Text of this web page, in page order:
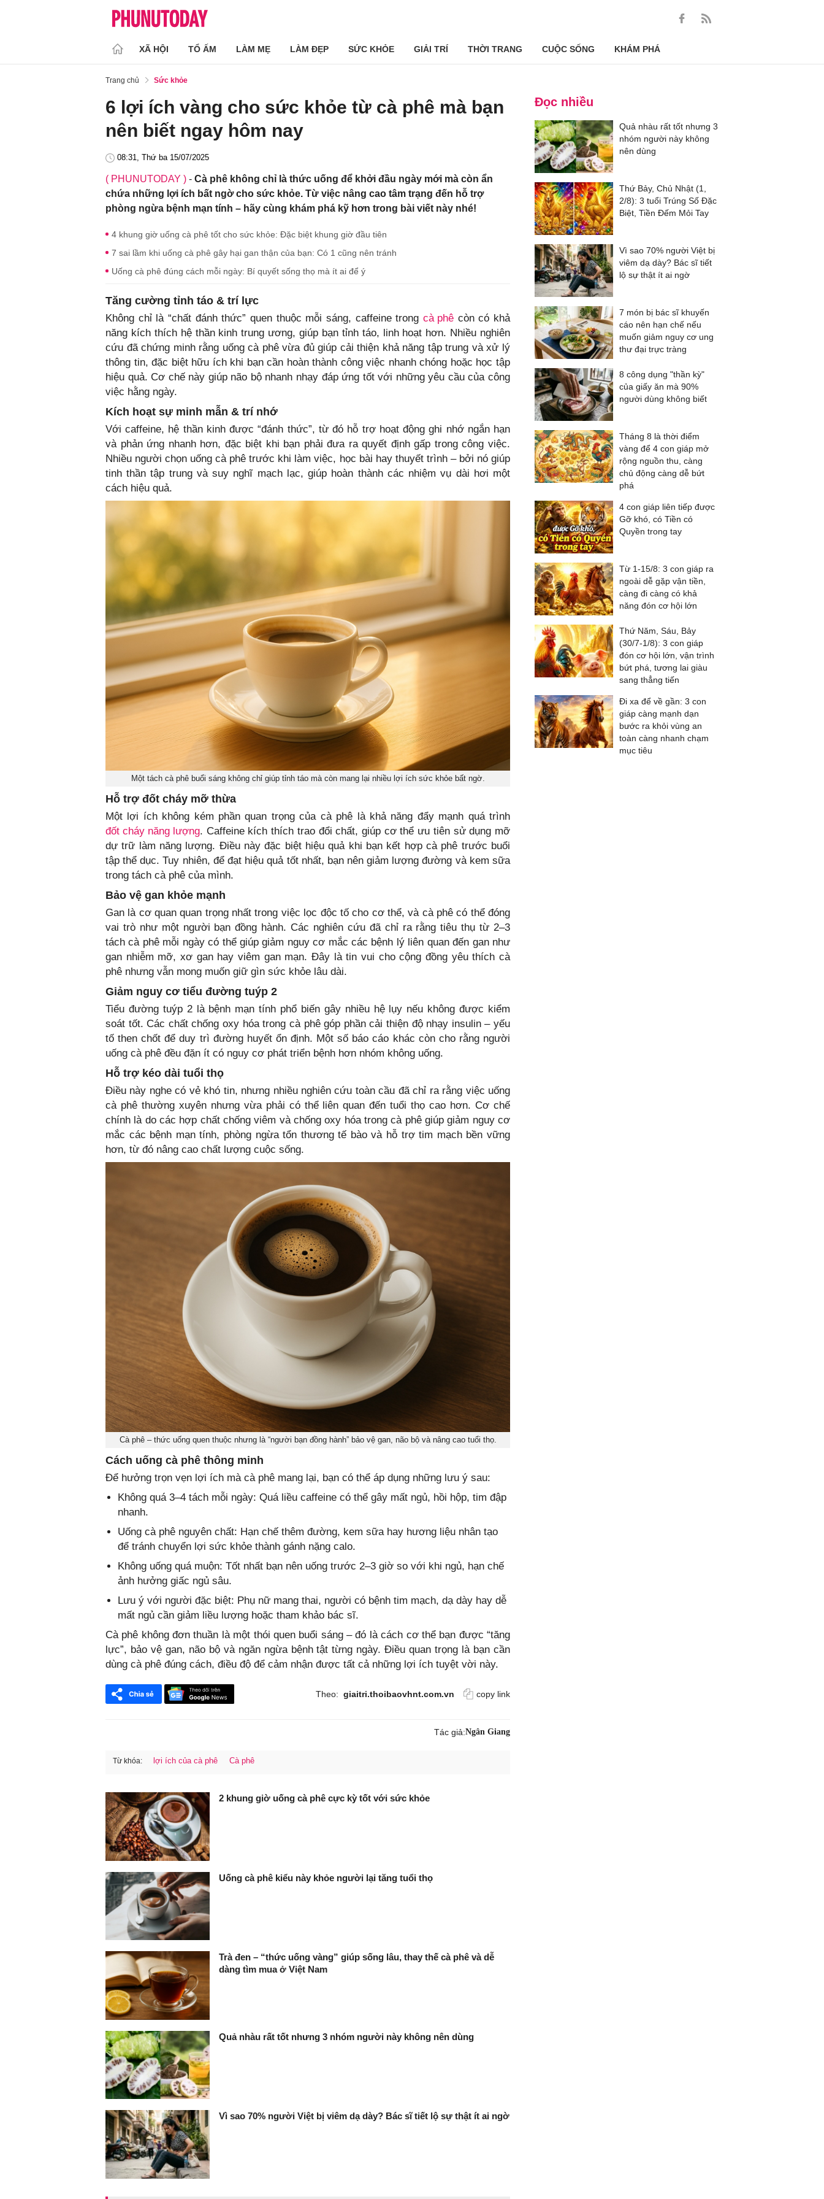
XÃ HỘI TỔ ẤM LÀM MẸ LÀM ĐẸP SỨC KHỎE GIẢI TRÍ THỜI TRANG CUỘC SỐNG KHÁM PHÁ
Trang chủ Sức khỏe
6 lợi ích vàng cho sức khỏe từ cà phê mà bạn
nên biết ngay hôm nay
08:31, Thứ ba 15/07/2025
( PHUNUTODAY ) - Cà phê không chỉ là thức uống để khởi đầu ngày mới mà còn ẩn
chứa những lợi ích bất ngờ cho sức khỏe. Từ việc nâng cao tâm trạng đến hỗ trợ
phòng ngừa bệnh mạn tính – hãy cùng khám phá kỹ hơn trong bài viết này nhé!
4 khung giờ uống cà phê tốt cho sức khỏe: Đặc biệt khung giờ đầu tiên
7 sai lầm khi uống cà phê gây hại gan thận của bạn: Có 1 cũng nên tránh
Uống cà phê đúng cách mỗi ngày: Bí quyết sống thọ mà ít ai để ý
Tăng cường tỉnh táo & trí lực
Không chỉ là “chất đánh thức” quen thuộc mỗi sáng, caffeine trong cà phê còn có khả
năng kích thích hệ thần kinh trung ương, giúp bạn tỉnh táo, linh hoạt hơn. Nhiều nghiên
cứu đã chứng minh rằng uống cà phê vừa đủ giúp cải thiện khả năng tập trung và xử lý
thông tin, đặc biệt hữu ích khi bạn cần hoàn thành công việc nhanh chóng hoặc học tập
hiệu quả. Cơ chế này giúp não bộ nhanh nhạy đáp ứng tốt với những yêu cầu của công
việc hằng ngày.
Kích hoạt sự minh mẫn & trí nhớ
Với caffeine, hệ thần kinh được “đánh thức”, từ đó hỗ trợ hoạt động ghi nhớ ngắn hạn
và phản ứng nhanh hơn, đặc biệt khi bạn phải đưa ra quyết định gấp trong công việc.
Nhiều người chọn uống cà phê trước khi làm việc, học bài hay thuyết trình – bởi nó giúp
tinh thần tập trung và suy nghĩ mạch lạc, giúp hoàn thành các nhiệm vụ dài hơi một
cách hiệu quả.
Một tách cà phê buổi sáng không chỉ giúp tỉnh táo mà còn mang lại nhiều lợi ích sức khỏe bất ngờ.
Hỗ trợ đốt cháy mỡ thừa
Một lợi ích không kém phần quan trọng của cà phê là khả năng đẩy mạnh quá trình
đốt cháy năng lượng. Caffeine kích thích trao đổi chất, giúp cơ thể ưu tiên sử dụng mỡ
dự trữ làm năng lượng. Điều này đặc biệt hiệu quả khi bạn kết hợp cà phê trước buổi
tập thể dục. Tuy nhiên, để đạt hiệu quả tốt nhất, bạn nên giảm lượng đường và kem sữa
trong tách cà phê của mình.
Bảo vệ gan khỏe mạnh
Gan là cơ quan quan trọng nhất trong việc lọc độc tố cho cơ thể, và cà phê có thể đóng
vai trò như một người bạn đồng hành. Các nghiên cứu đã chỉ ra rằng tiêu thụ từ 2–3
tách cà phê mỗi ngày có thể giúp giảm nguy cơ mắc các bệnh lý liên quan đến gan như
gan nhiễm mỡ, xơ gan hay viêm gan mạn. Đây là tin vui cho cộng đồng yêu thích cà
phê nhưng vẫn mong muốn giữ gìn sức khỏe lâu dài.
Giảm nguy cơ tiểu đường tuýp 2
Tiểu đường tuýp 2 là bệnh mạn tính phổ biến gây nhiều hệ lụy nếu không được kiểm
soát tốt. Các chất chống oxy hóa trong cà phê góp phần cải thiện độ nhạy insulin – yếu
tố then chốt để duy trì đường huyết ổn định. Một số báo cáo khác còn cho rằng người
uống cà phê đều đặn ít có nguy cơ phát triển bệnh hơn nhóm không uống.
Hỗ trợ kéo dài tuổi thọ
Điều này nghe có vẻ khó tin, nhưng nhiều nghiên cứu toàn cầu đã chỉ ra rằng việc uống
cà phê thường xuyên nhưng vừa phải có thể liên quan đến tuổi thọ cao hơn. Cơ chế
chính là do các hợp chất chống viêm và chống oxy hóa trong cà phê giúp giảm nguy cơ
mắc các bệnh mạn tính, phòng ngừa tổn thương tế bào và hỗ trợ tim mạch bền vững
hơn, từ đó nâng cao chất lượng cuộc sống.
Cà phê – thức uống quen thuộc nhưng là “người bạn đồng hành” bảo vệ gan, não bộ và nâng cao tuổi thọ.
Cách uống cà phê thông minh
Để hưởng trọn vẹn lợi ích mà cà phê mang lại, bạn có thể áp dụng những lưu ý sau:
Không quá 3–4 tách mỗi ngày: Quá liều caffeine có thể gây mất ngủ, hồi hộp, tim đập
nhanh.
Uống cà phê nguyên chất: Hạn chế thêm đường, kem sữa hay hương liệu nhân tạo
để tránh chuyển lợi sức khỏe thành gánh nặng calo.
Không uống quá muộn: Tốt nhất bạn nên uống trước 2–3 giờ so với khi ngủ, hạn chế
ảnh hưởng giấc ngủ sâu.
Lưu ý với người đặc biệt: Phụ nữ mang thai, người có bệnh tim mạch, dạ dày hay dễ
mất ngủ cần giảm liều lượng hoặc tham khảo bác sĩ.
Cà phê không đơn thuần là một thói quen buổi sáng – đó là cách cơ thể bạn được “tăng
lực”, bảo vệ gan, não bộ và ngăn ngừa bệnh tật từng ngày. Điều quan trọng là bạn cần
dùng cà phê đúng cách, điều độ để cảm nhận được tất cả những lợi ích tuyệt vời này.
Theo: giaitri.thoibaovhnt.com.vn copy link
Tác giả:Ngân Giang
Từ khóa: lợi ích của cà phê Cà phê
2 khung giờ uống cà phê cực kỳ tốt với sức khỏe
Uống cà phê kiểu này khỏe người lại tăng tuổi thọ
Trà đen – “thức uống vàng” giúp sống lâu, thay thế cà phê và dễ
dàng tìm mua ở Việt Nam
Quả nhàu rất tốt nhưng 3 nhóm người này không nên dùng
Vì sao 70% người Việt bị viêm dạ dày? Bác sĩ tiết lộ sự thật ít ai ngờ
Đọc nhiều
Quả nhàu rất tốt nhưng 3
nhóm người này không
nên dùng
Thứ Bảy, Chủ Nhật (1,
2/8): 3 tuổi Trúng Số Đặc
Biệt, Tiền Đếm Mỏi Tay
Vì sao 70% người Việt bị
viêm dạ dày? Bác sĩ tiết
lộ sự thật ít ai ngờ
7 món bị bác sĩ khuyến
cáo nên hạn chế nếu
muốn giảm nguy cơ ung
thư đại trực tràng
8 công dụng "thần kỳ"
của giấy ăn mà 90%
người dùng không biết
Tháng 8 là thời điểm
vàng để 4 con giáp mở
rộng nguồn thu, càng
chủ động càng dễ bứt
phá
4 con giáp liên tiếp được
Gỡ khó, có Tiền có
Quyền trong tay
Từ 1-15/8: 3 con giáp ra
ngoài dễ gặp vận tiền,
càng đi càng có khả
năng đón cơ hội lớn
Thứ Năm, Sáu, Bảy
(30/7-1/8): 3 con giáp
đón cơ hội lớn, vận trình
bứt phá, tương lai giàu
sang thẳng tiến
Đi xa để về gần: 3 con
giáp càng mạnh dạn
bước ra khỏi vùng an
toàn càng nhanh chạm
mục tiêu